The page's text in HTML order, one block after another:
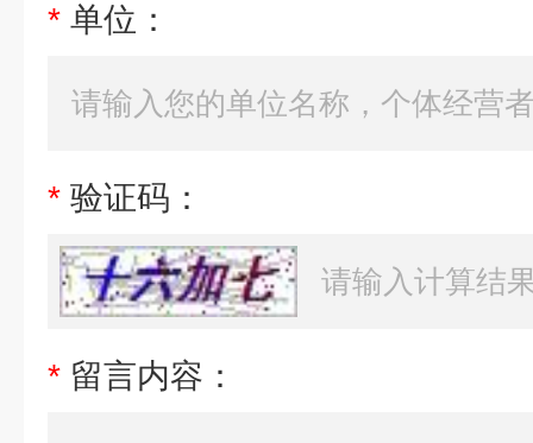
* 单位：
* 验证码：
* 留言内容：